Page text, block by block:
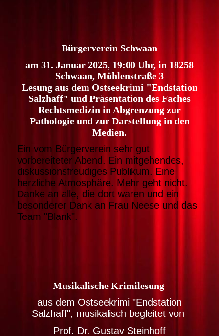
Bürgerverein Schwaan
am 31. Januar 2025, 19:00 Uhr, in 18258
Schwaan, Mühlenstraße 3
Lesung aus dem Ostseekrimi "Endstation
Salzhaff" und Präsentation des Faches
Rechtsmedizin in Abgrenzung zur
Pathologie und zur Darstellung in den
Medien.
Ein vom Bürgerverein sehr gut
vorbereiteter Abend. Ein mitgehendes,
diskussionsfreudiges Publikum. Eine
herzliche Atmosphäre. Mehr geht nicht.
Danke an alle, die dort waren und ein
besonderer Dank an Frau Neese und das
Team "Blank".
Musikalische Krimilesung
aus dem Ostseekrimi "Endstation
Salzhaff", musikalisch begleitet von
Prof. Dr. Gustav Steinhoff